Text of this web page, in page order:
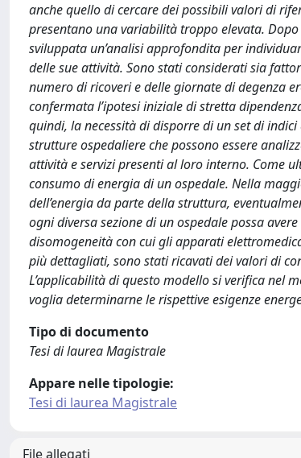
anche quello di cercare dei possibili valori di
presentano una variabilità troppo elevata.
sviluppata un’analisi approfondita per
delle sue attività. Sono stati considerati sia
numero di ricoveri e delle giornate di degenza
confermata l’ipotesi iniziale di stretta
quindi, la necessità di disporre di un set di
strutture ospedaliere che possono essere
attività e servizi presenti al loro interno. Come
consumo di energia di un ospedale. Nella
dell’energia da parte della struttura,
ogni diversa sezione di un ospedale possa
disomogeneità con cui gli apparati
più dettagliati, sono stati ricavati dei valori di
L’applicabilità di questo modello si verifica nel
voglia determinarne le rispettive esigenze
Tipo di documento
Tesi di laurea Magistrale
Appare nelle tipologie:
Tesi di laurea Magistrale
File allegati